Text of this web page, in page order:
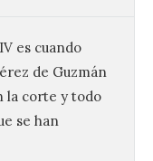
es cuando
de Guzmán
la corte y todo
se han